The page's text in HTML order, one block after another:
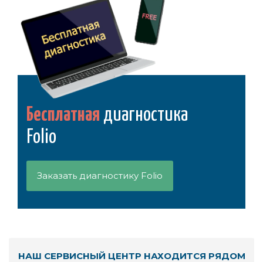
Бесплатная диагностика
Folio
Заказать диагностику Folio
НАШ СЕРВИСНЫЙ ЦЕНТР НАХОДИТСЯ РЯДОМ